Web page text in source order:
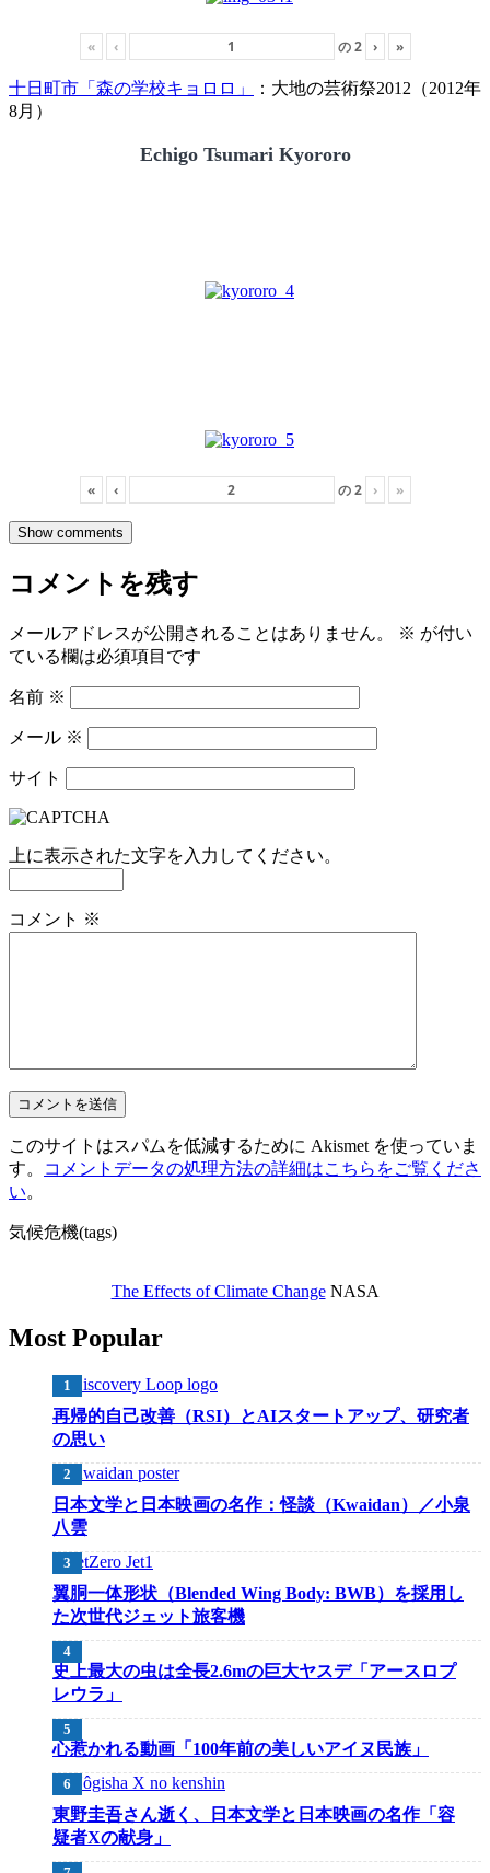
« ‹ の2 › »
十日町市「森の学校キョロロ」
：大地の芸術祭2012（2012年
8月）
Echigo Tsumari Kyororo
« ‹ の2 › »
Show comments
コメントを残す
メールアドレスが公開されることはありません。 ※ が付い
ている欄は必須項目です
名前 ※
メール ※
サイト
上に表示された文字を入力してください。
コメント ※
このサイトはスパムを低減するために Akismet を使っていま
す。
コメントデータの処理方法の詳細はこちらをご覧くださ
い。
気候危機(tags)
The Effects of Climate ChangeNASA
Most Popular
再帰的自己改善（RSI）とAIスタートアップ、研究者
の思い
日本文学と日本映画の名作：怪談（Kwaidan）／小泉
八雲
翼胴一体形状（Blended Wing Body: BWB）を採用し
た次世代ジェット旅客機
史上最大の虫は全長2.6mの巨大ヤスデ「アースロプ
レウラ」
心惹かれる動画「100年前の美しいアイヌ民族」
東野圭吾さん逝く、日本文学と日本映画の名作「容
疑者Xの献身」